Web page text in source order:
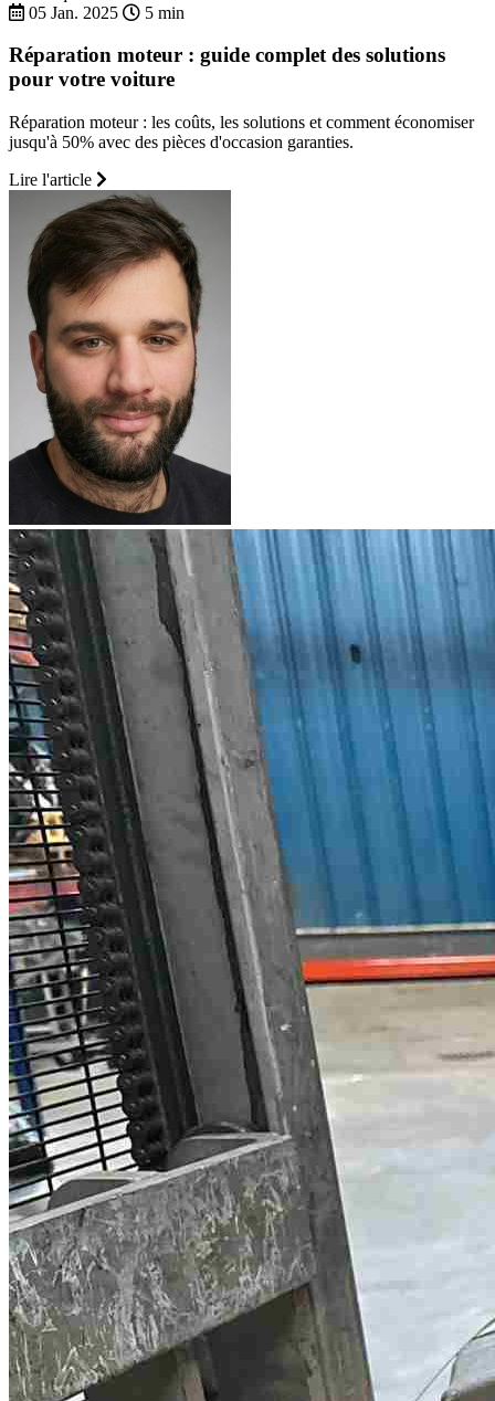
05 Jan. 2025
5 min
Réparation moteur : guide complet des solutions
pour votre voiture
Réparation moteur : les coûts, les solutions et comment économiser
jusqu'à 50% avec des pièces d'occasion garanties.
Lire l'article